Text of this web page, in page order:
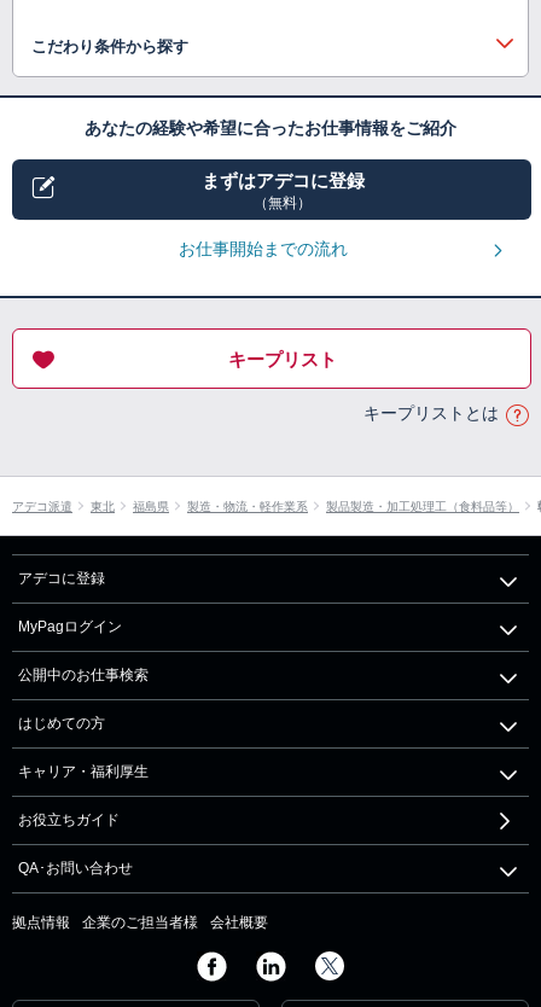
こだわり条件から探す
あなたの経験や希望に合ったお仕事情報をご紹介
まずはアデコに登録
（無料）
お仕事開始までの流れ
キープリスト
キープリストとは
アデコ派遣 東北 福島県 製造・物流・軽作業系 製品製造・加工処理工（食料品等）
アデコに登録
MyPagログイン
公開中のお仕事検索
はじめての方
キャリア・福利厚生
お役立ちガイド
QA･お問い合わせ
拠点情報 企業のご担当者様 会社概要